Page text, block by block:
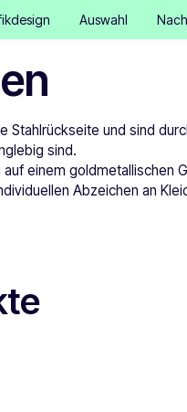
Auswahl
und sind
sind.
einem goldmetallischen
Abzeichen an